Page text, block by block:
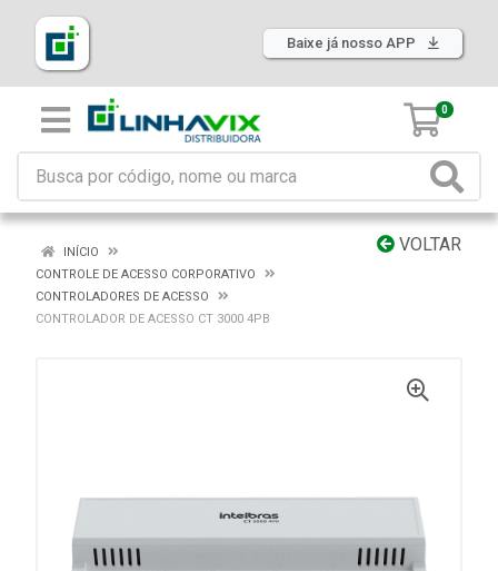
Baixe já nosso APP
0
VOLTAR
INÍCIO
CONTROLE DE ACESSO CORPORATIVO
CONTROLADORES DE ACESSO
CONTROLADOR DE ACESSO CT 3000 4PB